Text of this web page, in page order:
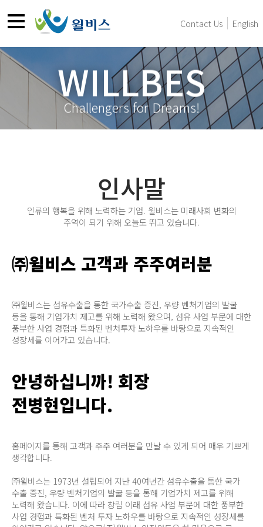
Contact Us English
WILLBES
Challengers for Dreams!
인사말
인류의 행복을 위해 노력하는 기업. 윌비스는 미래사회 변화의
주역이 되기 위해 오늘도 뛰고 있습니다.
㈜윌비스 고객과 주주여러분
㈜윌비스는 섬유수출을 통한 국가수출 증진, 우량 벤처기업의 발굴
등을 통해 기업가치 제고를 위해 노력해 왔으며, 섬유 사업 부문에 대한
풍부한 사업 경험과 특화된 벤처투자 노하우를 바탕으로 지속적인
성장세를 이어가고 있습니다.
안녕하십니까! 회장
전병현입니다.
홈페이지를 통해 고객과 주주 여러분을 만날 수 있게 되어 매우 기쁘게
생각합니다.
㈜윌비스는 1973년 설립되어 지난 40여년간 섬유수출을 통한 국가
수출 증진, 우량 벤처기업의 발굴 등을 통해 기업가치 제고를 위해
노력해 왔습니다. 이에 따라 창립 이래 섬유 사업 부문에 대한 풍부한
사업 경험과 특화된 벤처 투자 노하우를 바탕으로 지속적인 성장세를